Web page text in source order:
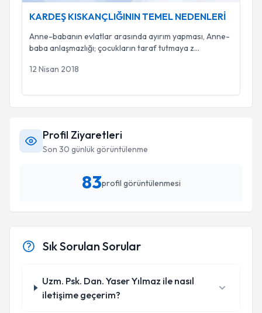
KARDEŞ KISKANÇLIĞININ TEMEL NEDENLERİ
Anne-babanın evlatlar arasında ayırım yapması, Anne-
baba anlaşmazlığı; çocukların taraf tutmaya z...
12 Nisan 2018
Profil Ziyaretleri
Son 30 günlük görüntülenme
83profil görüntülenmesi
Sık Sorulan Sorular
Uzm. Psk. Dan. Yaser Yılmaz ile nasıl
iletişime geçerim?